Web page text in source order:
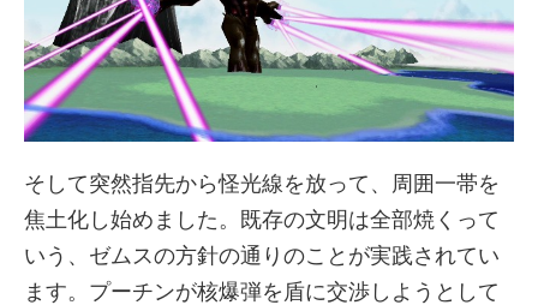
そして突然指先から怪光線を放って、周囲一帯を
焦土化し始めました。既存の文明は全部焼くって
いう、ゼムスの方針の通りのことが実践されてい
ます。プーチンが核爆弾を盾に交渉しようとして